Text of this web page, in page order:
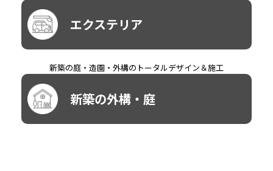
エクステリア
新築の庭・造園・外構のトータルデザイン＆施工
新築の外構・庭